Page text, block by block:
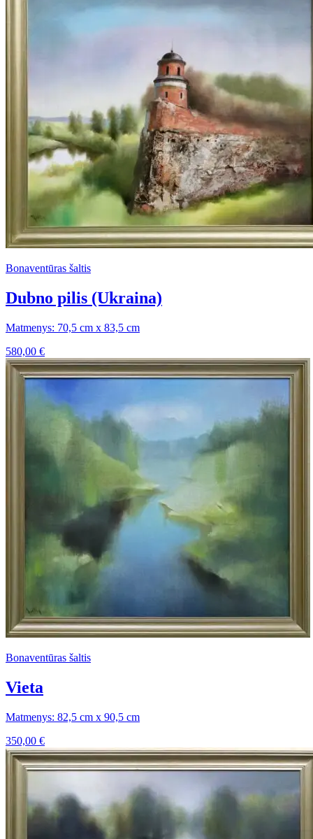
Bonaventūras šaltis
Dubno pilis (Ukraina)
Matmenys: 70,5 cm x 83,5 cm
580,00 €
Bonaventūras šaltis
Vieta
Matmenys: 82,5 cm x 90,5 cm
350,00 €